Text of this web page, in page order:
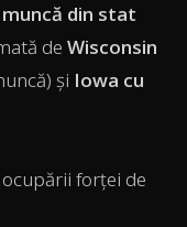
din stat
de Wisconsin
și Iowa cu
forței de